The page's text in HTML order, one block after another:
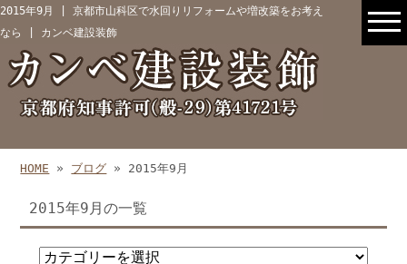
2015年9月 | 京都市山科区で水回りリフォームや増改築をお考え
なら | カンベ建設装飾
HOME » ブログ » 2015年9月
2015年9月の一覧